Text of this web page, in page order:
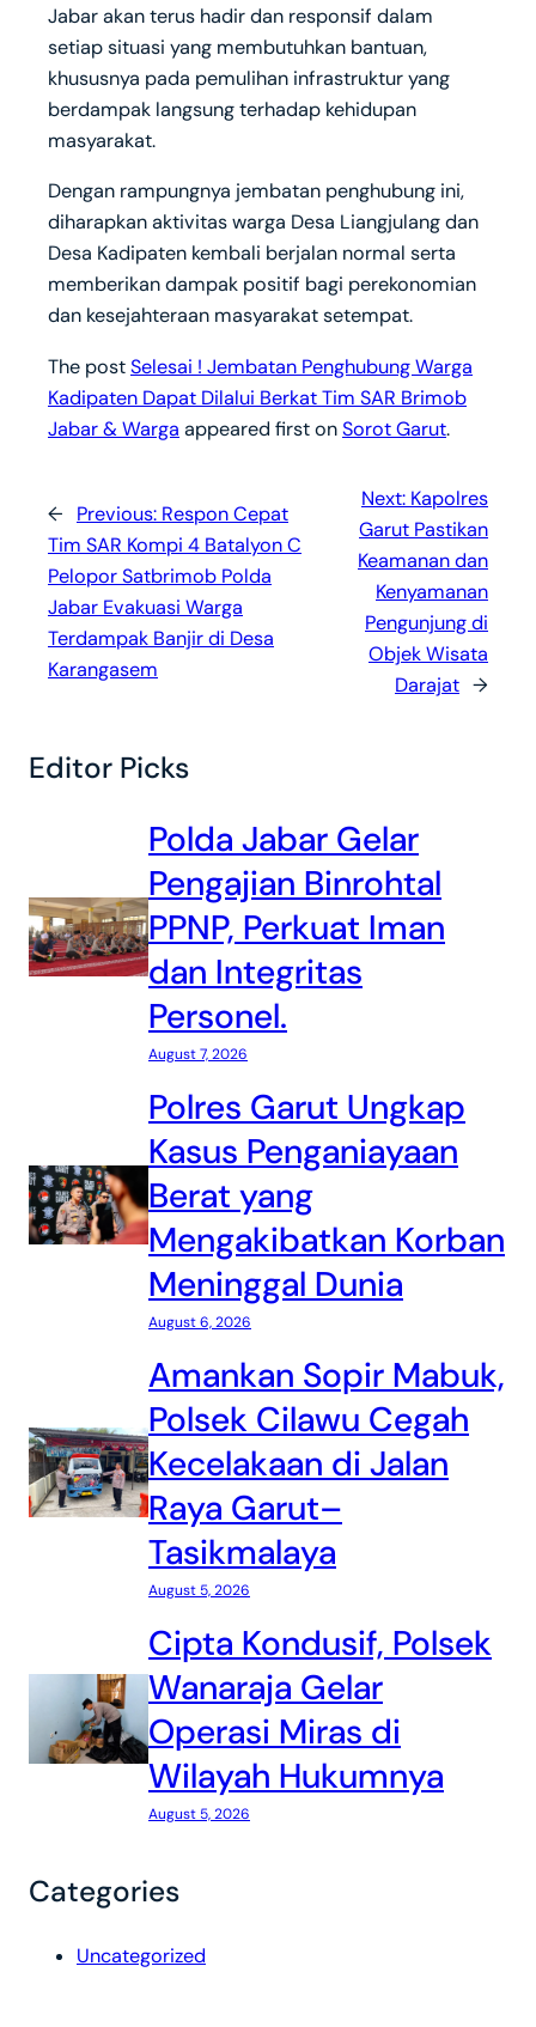
Jabar akan terus hadir dan responsif dalam
setiap situasi yang membutuhkan bantuan,
khususnya pada pemulihan infrastruktur yang
berdampak langsung terhadap kehidupan
masyarakat.
Dengan rampungnya jembatan penghubung ini,
diharapkan aktivitas warga Desa Liangjulang dan
Desa Kadipaten kembali berjalan normal serta
memberikan dampak positif bagi perekonomian
dan kesejahteraan masyarakat setempat.
The postSelesai ! Jembatan Penghubung Warga
Kadipaten Dapat Dilalui Berkat Tim SAR Brimob
Jabar & Warga appeared first onSorot Garut.
← Previous: Respon Cepat
Tim SAR Kompi 4 Batalyon C
Pelopor Satbrimob Polda
Jabar Evakuasi Warga
Terdampak Banjir di Desa
Karangasem
Next: Kapolres
Garut Pastikan
Keamanan dan
Kenyamanan
Pengunjung di
Objek Wisata
Darajat →
Editor Picks
Polda Jabar Gelar
Pengajian Binrohtal
PPNP, Perkuat Iman
dan Integritas
Personel.
August 7, 2026
Polres Garut Ungkap
Kasus Penganiayaan
Berat yang
Mengakibatkan Korban
Meninggal Dunia
August 6, 2026
Amankan Sopir Mabuk,
Polsek Cilawu Cegah
Kecelakaan di Jalan
Raya Garut–
Tasikmalaya
August 5, 2026
Cipta Kondusif, Polsek
Wanaraja Gelar
Operasi Miras di
Wilayah Hukumnya
August 5, 2026
Categories
Uncategorized